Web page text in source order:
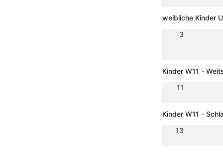
weibliche Kinder
3
Kinder W11 -
11
Kinder W11 -
13